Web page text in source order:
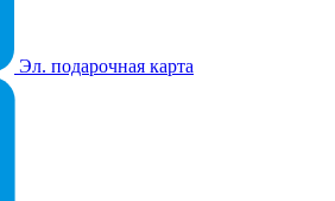
Эл. подарочная карта